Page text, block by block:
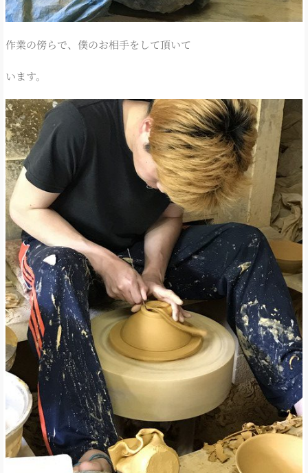
作業の傍らで、僕のお相手をして頂いて
います。